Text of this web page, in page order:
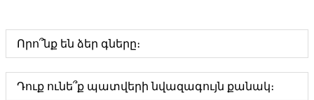
Որո՞նք են ձեր գները։
Դուք ունե՞ք պատվերի նվազագույն քանակ։